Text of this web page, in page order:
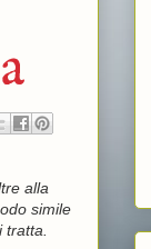
alla
simile